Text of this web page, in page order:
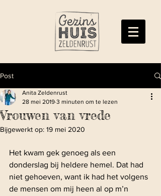
Post
Vrouwen van vrede
Anita Zeldenrust
28 mei 2019 3 minuten om te lezen
Bijgewerkt op: 19 mei 2020
Het kwam gek genoeg als een
donderslag bij heldere hemel. Dat had
niet gehoeven, want ik had het volgens
de mensen om mij heen al op m’n